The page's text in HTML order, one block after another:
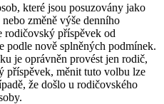
které jsou posuzovány jako
změně výše denního
rodičovský příspěvek od
podle nově splněných podmínek.
je oprávněn provést jen rodič,
příspěvek, měnit tuto volbu lze
že došlo u rodičovského